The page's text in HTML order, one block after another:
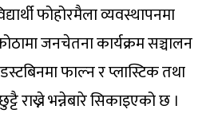
फोहोरमैला व्यवस्थापनमा
जनचेतना कार्यक्रम सञ्चालन
फाल्न र प्लास्टिक तथा
राख्ने भन्नेबारे सिकाइएको छ ।